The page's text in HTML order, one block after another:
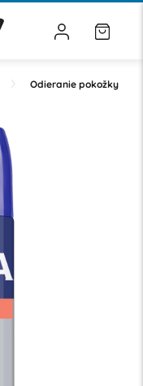
Odieranie pokožky